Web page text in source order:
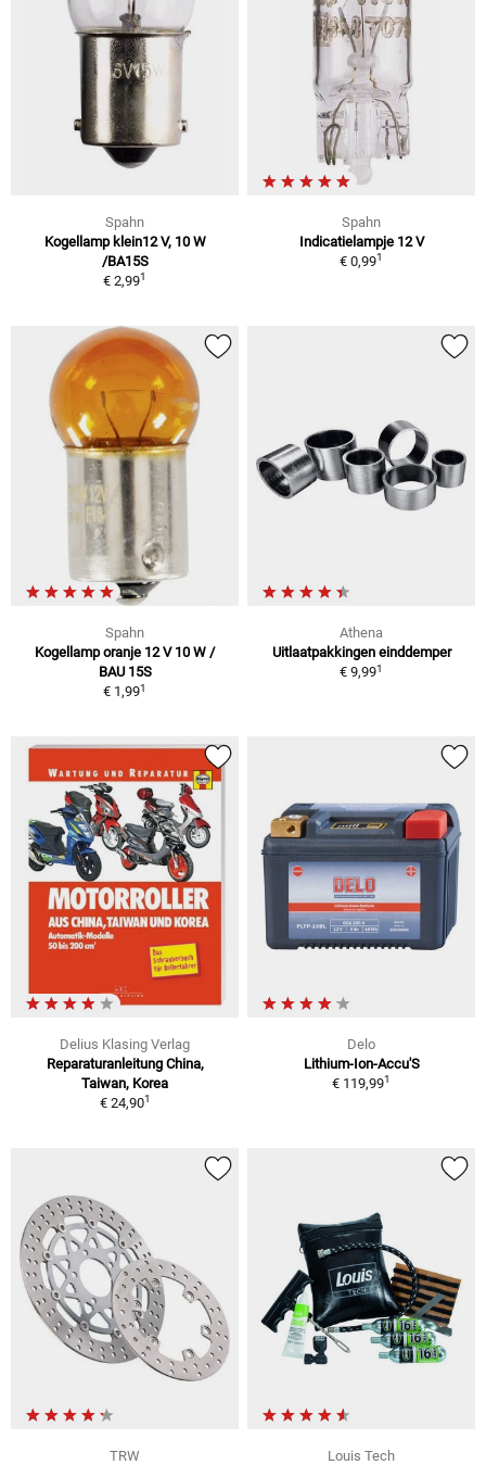
Spahn
Kogellamp klein12 V, 10 W
/BA15S
€ 2,991
Spahn
Indicatielampje 12 V
€ 0,991
Spahn
Kogellamp oranje 12 V 10 W /
BAU 15S
€ 1,991
Athena
Uitlaatpakkingen einddemper
€ 9,991
Delius Klasing Verlag
Reparaturanleitung China,
Taiwan, Korea
€ 24,901
Delo
Lithium-Ion-Accu'S
€ 119,991
TRW
Louis Tech